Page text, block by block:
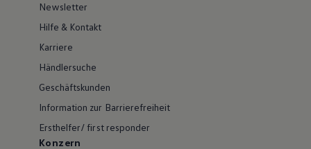
Newsletter
Hilfe & Kontakt
Karriere
Händlersuche
Geschäftskunden
Information zur Barrierefreiheit
Ersthelfer/ first responder
Konzern